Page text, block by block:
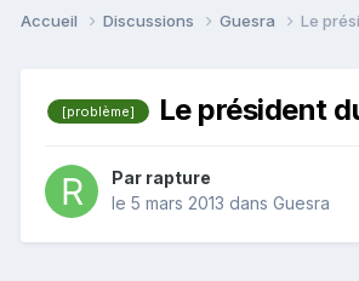
Accueil Discussions Guesra Le
[problème] Le président
Par rapture
le 5 mars 2013 dans Guesra